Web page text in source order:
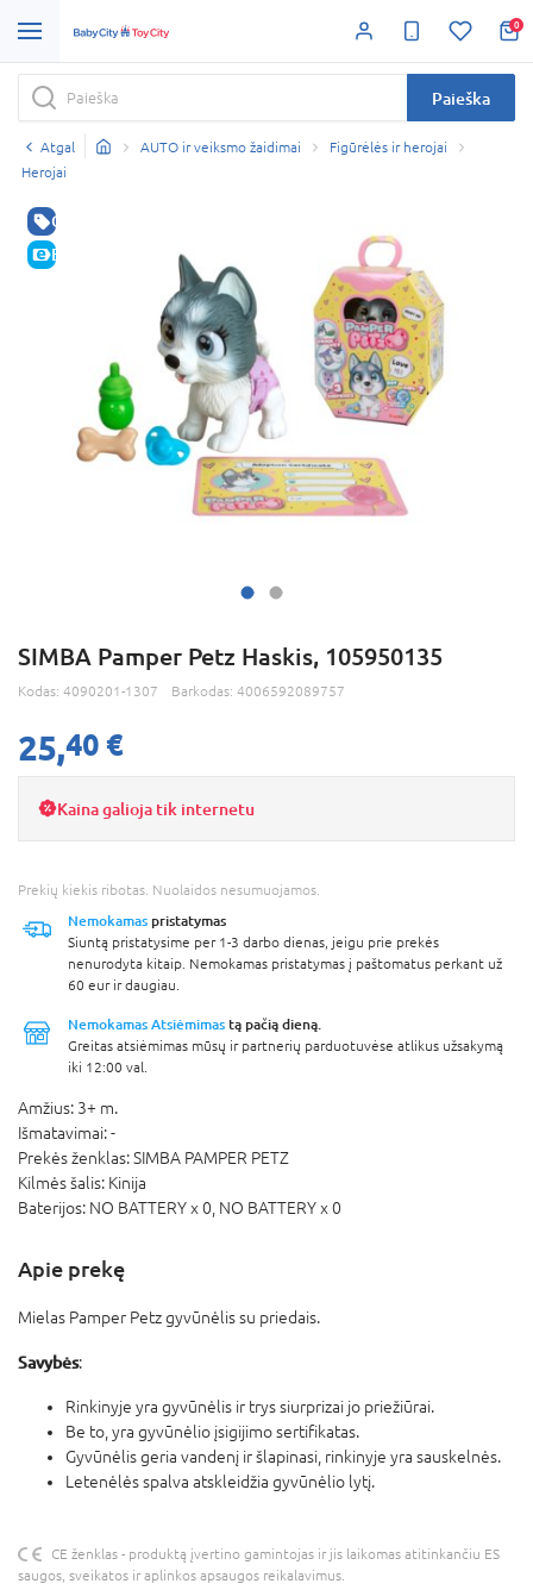
0
Paieška
Atgal AUTO ir veiksmo žaidimai
Figūrėlės ir herojai
Herojai
GERA KAINA
E-KAINA
SIMBA Pamper Petz Haskis, 105950135
Kodas: 4090201-1307 Barkodas: 4006592089757
25,40 €
Kaina galioja tik internetu
Prekių kiekis ribotas. Nuolaidos nesumuojamos.
Nemokamas pristatymas
Siuntą pristatysime per 1-3 darbo dienas, jeigu prie prekės
nenurodyta kitaip. Nemokamas pristatymas į paštomatus perkant už
60 eur ir daugiau.
Nemokamas Atsiėmimas tą pačią dieną.
Greitas atsiėmimas mūsų ir partnerių parduotuvėse atlikus užsakymą
iki 12:00 val.
Amžius: 3+ m.
Išmatavimai:-
Prekės ženklas:SIMBA PAMPER PETZ
Kilmės šalis: Kinija
Baterijos: NO BATTERY x 0, NO BATTERY x 0
Apie prekę
Mielas Pamper Petz gyvūnėlis su priedais.
Savybės:
Rinkinyje yra gyvūnėlis ir trys siurprizai jo priežiūrai.
Be to, yra gyvūnėlio įsigijimo sertifikatas.
Gyvūnėlis geria vandenį ir šlapinasi, rinkinyje yra sauskelnės.
Letenėlės spalva atskleidžia gyvūnėlio lytį.
CE ženklas - produktą įvertino gamintojas ir jis laikomas atitinkančiu ES
saugos, sveikatos ir aplinkos apsaugos reikalavimus.